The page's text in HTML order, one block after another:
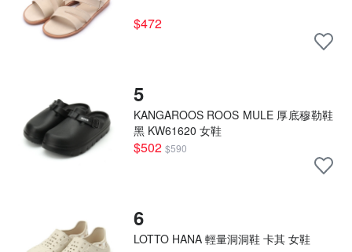
$472
5
KANGAROOS ROOS MULE 厚底穆勒鞋
黑 KW61620 女鞋
$502 $590
6
LOTTO HANA 輕量洞洞鞋 卡其 女鞋